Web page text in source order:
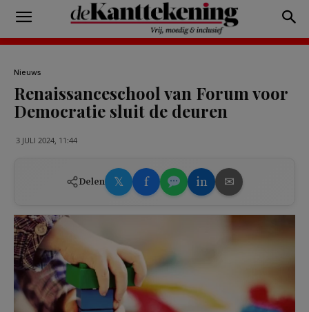
Nieuws
Renaissanceschool van Forum voor
Democratie sluit de deuren
3 JULI 2024, 11:44
Delen 𝕏 f in ✉